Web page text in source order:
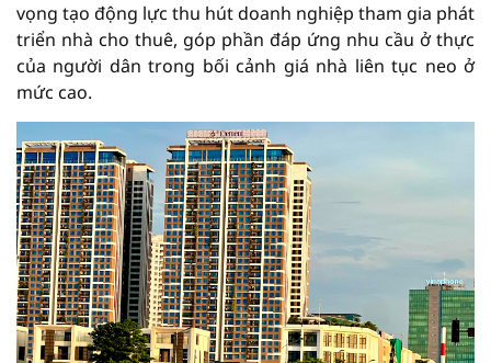
vọng tạo động lực thu hút doanh nghiệp tham gia phát
triển nhà cho thuê, góp phần đáp ứng nhu cầu ở thực
của người dân trong bối cảnh giá nhà liên tục neo ở
mức cao.